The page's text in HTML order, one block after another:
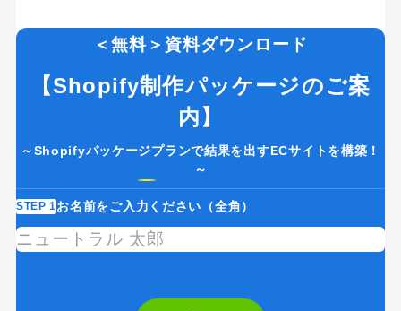
＜無料＞資料ダウンロード
【Shopify制作パッケージのご案
内】
～Shopifyパッケージプランで結果を出すECサイトを構築！
～
STEP 1 お名前をご入力ください（全角）